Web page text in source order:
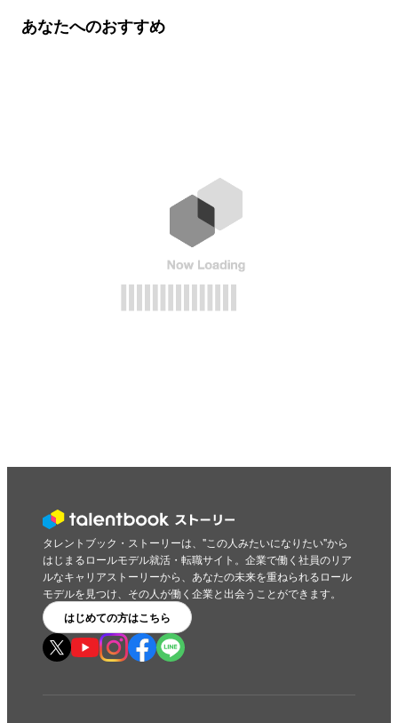
あなたへのおすすめ
タレントブック・ストーリーは、"この人みたいになりたい"から
はじまるロールモデル就活・転職サイト。企業で働く社員のリア
ルなキャリアストーリーから、あなたの未来を重ねられるロール
モデルを見つけ、その人が働く企業と出会うことができます。
はじめての方はこちら